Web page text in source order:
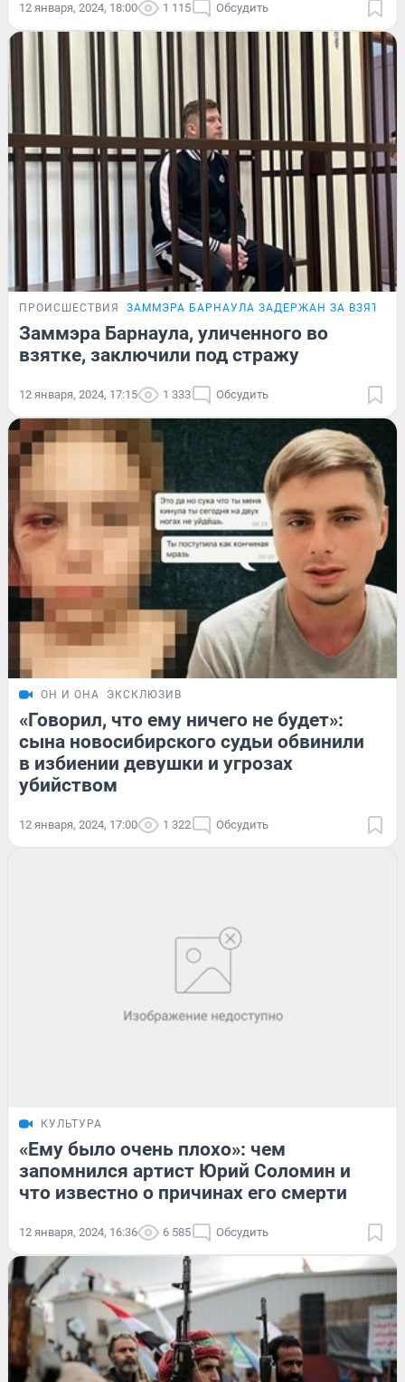
12 января, 2024, 18:00 1 115 Обсудить
ПРОИСШЕСТВИЯ ЗАММЭРА БАРНАУЛА ЗАДЕРЖАН ЗА ВЗЯТКУ
Заммэра Барнаула, уличенного во
взятке, заключили под стражу
12 января, 2024, 17:15 1 333 Обсудить
ОН И ОНА ЭКСКЛЮЗИВ
«Говорил, что ему ничего не будет»:
сына новосибирского судьи обвинили
в избиении девушки и угрозах
убийством
12 января, 2024, 17:00 1 322 Обсудить
КУЛЬТУРА
«Ему было очень плохо»: чем
запомнился артист Юрий Соломин и
что известно о причинах его смерти
12 января, 2024, 16:36 6 585 Обсудить